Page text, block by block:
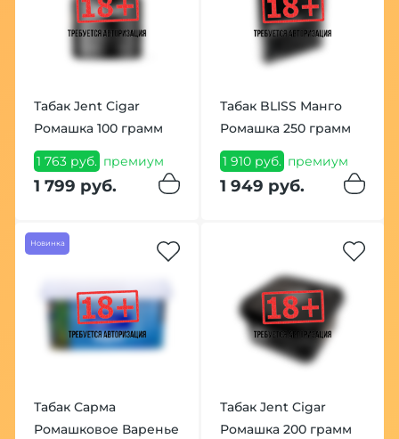
Табак Jent Cigar
Ромашка 100 грамм
1 763 руб. премиум
1 799 руб.
Табак BLISS Манго
Ромашка 250 грамм
1 910 руб. премиум
1 949 руб.
Новинка
Табак Сарма
Ромашковое Варенье
Табак Jent Cigar
Ромашка 200 грамм